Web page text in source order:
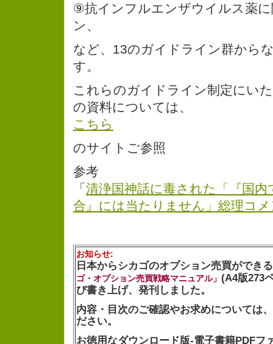
⑨抗インフルエンザウイルス薬
ン、
など、13のガイドライン群から
す。
これらのガイドライン制定にい
の資料については、
こちら
のサイトご参照
参考
「 清浄国神話に毒された「『国
合』には当たりません」総理コ
お知らせ:
日本からシカゴのオプション売買ができ
ゴ・オプション売買戦略マニュアル」 (A4版273
び書き上げ、発刊しました。
内容・目次のご確認やお求めについては、
ださい。
お徳用なダウンロード版-電子書籍PDFフ